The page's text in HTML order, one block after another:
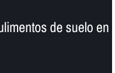
de suelo en